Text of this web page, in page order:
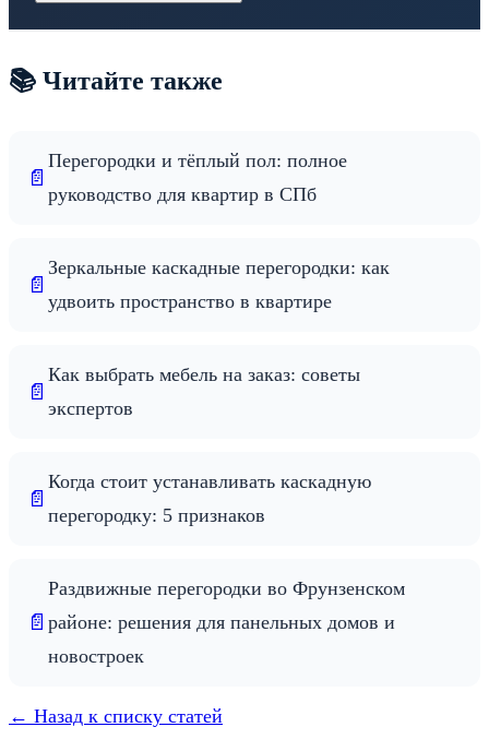
📚 Читайте также
📄
Перегородки и тёплый пол: полное
руководство для квартир в СПб
📄
Зеркальные каскадные перегородки: как
удвоить пространство в квартире
📄
Как выбрать мебель на заказ: советы
экспертов
📄
Когда стоит устанавливать каскадную
перегородку: 5 признаков
📄
Раздвижные перегородки во Фрунзенском
районе: решения для панельных домов и
новостроек
← Назад к списку статей